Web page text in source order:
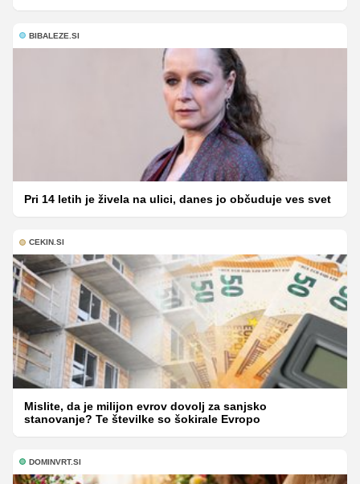
BIBALEZE.SI
Pri 14 letih je živela na ulici, danes jo občuduje ves svet
CEKIN.SI
Mislite, da je milijon evrov dovolj za sanjsko
stanovanje? Te številke so šokirale Evropo
DOMINVRT.SI